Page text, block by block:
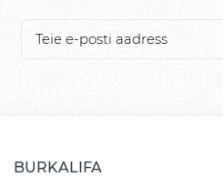
BURKALIFA